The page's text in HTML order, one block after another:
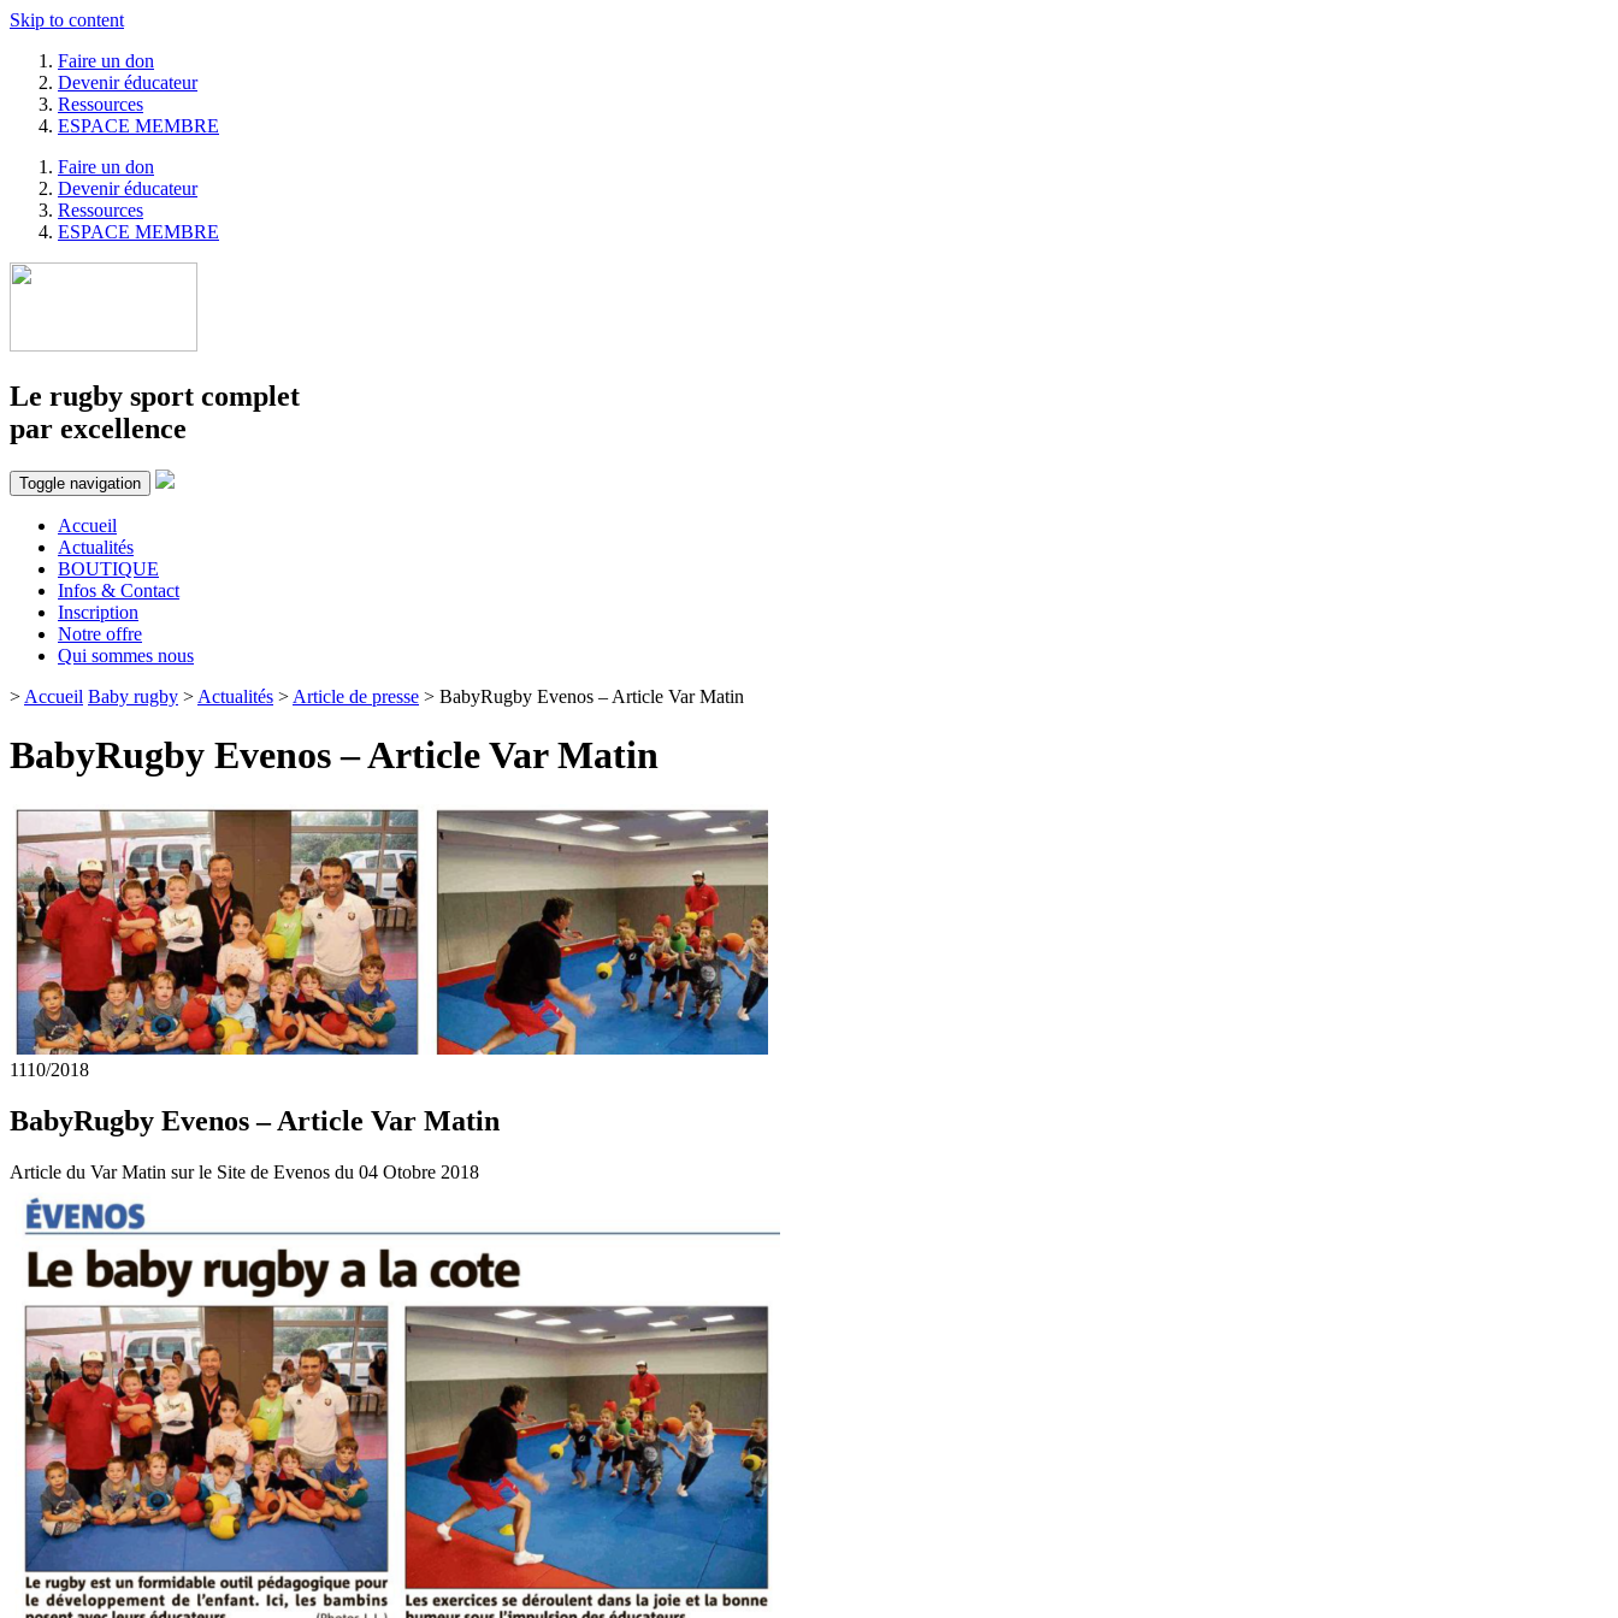
Skip to content
Faire un don
Devenir éducateur
Ressources
ESPACE MEMBRE
Faire un don
Devenir éducateur
Ressources
ESPACE MEMBRE
Le rugby sport complet
par excellence
Toggle navigation
Accueil
Actualités
BOUTIQUE
Infos & Contact
Inscription
Notre offre
Qui sommes nous
> Accueil Baby rugby > Actualités > Article de presse > BabyRugby Evenos – Article Var Matin
BabyRugby Evenos – Article Var Matin
1110/2018
BabyRugby Evenos – Article Var Matin
Article du Var Matin sur le Site de Evenos du 04 Otobre 2018